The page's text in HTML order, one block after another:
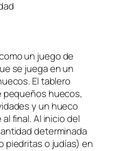
un juego de
se juega en un
El tablero
pequeños huecos,
y un hueco
al final. Al inicio del
determinada
piedritas o judías) en